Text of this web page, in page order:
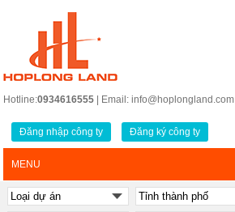
Hotline:0934616555 | Email: info@hoplongland.com
Đăng nhập công ty Đăng ký công ty
MENU